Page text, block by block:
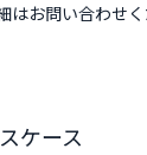
お問い合わせく
ケース